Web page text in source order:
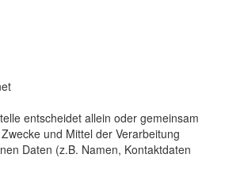
entscheidet allein oder gemeinsam
und Mittel der Verarbeitung
Daten (z.B. Namen, Kontaktdaten